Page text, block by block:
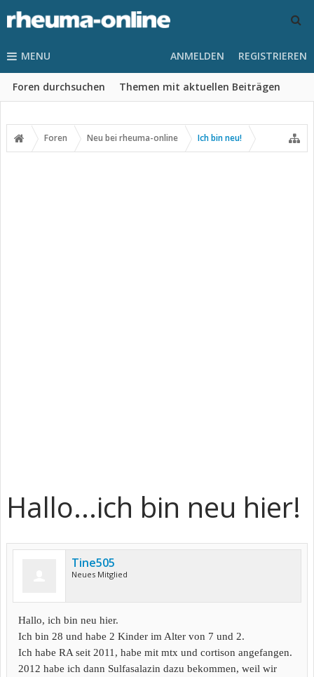
MENU
Foren durchsuchen Themen mit aktuellen Beiträgen
ANMELDEN REGISTRIEREN
Foren Neu bei rheuma-online Ich bin neu!
Hallo...ich bin neu hier!
Tine505
Neues Mitglied
Hallo, ich bin neu hier.
Ich bin 28 und habe 2 Kinder im Alter von 7 und 2.
Ich habe RA seit 2011, habe mit mtx und cortison angefangen.
2012 habe ich dann Sulfasalazin dazu bekommen, weil wir